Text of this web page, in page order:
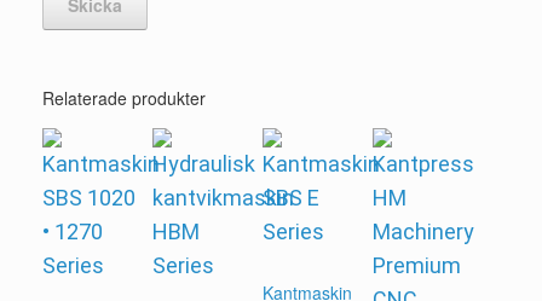
Relaterade produkter
Kantmaskin